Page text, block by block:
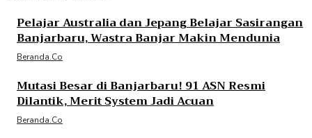
Pelajar Australia dan Jepang Belajar Sasirangan
Banjarbaru, Wastra Banjar Makin Mendunia
Beranda.co
Mutasi Besar di Banjarbaru! 91 ASN Resmi
Dilantik, Merit System Jadi Acuan
Beranda.co